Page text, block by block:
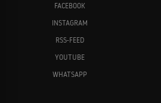
FACEBOOK
INSTAGRAM
RSS-FEED
YOUTUBE
WHATSAPP